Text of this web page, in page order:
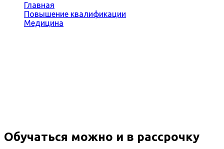
Главная
Повышение квалификации
Медицина
Обучаться можно и в рассрочку